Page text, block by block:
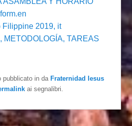
Filippine 2019, it
METODOLOGÍA, TAREAS
pubblicato indaFraternidad Iesus
ai segnalibri.